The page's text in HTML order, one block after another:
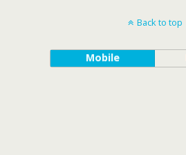
Back to top
Mobile